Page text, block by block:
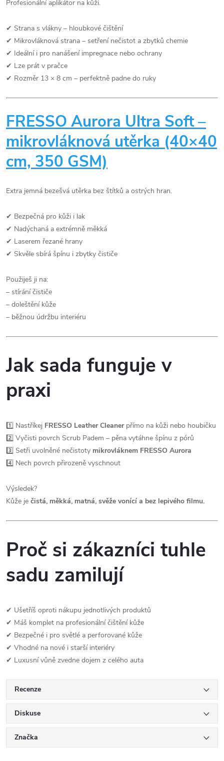
Profesionální aplikátor na kůži.
✔ Strana s vlákny – hloubkové čištění
✔ Mikrovláknová strana – setření nečistot a zbytků chemie
✔ Ideální i pro nanášení impregnace nebo ochrany
✔ Lze prát v pračce
✔ Rozměr 13 × 8 cm – perfektně padne do ruky
FRESSO Aurora Ultra Soft –
mikrovláknová utěrka (40×40
cm, 350 GSM)
Extra jemná bezešvá utěrka bez štítků a ostrých hran.
✔ Bezpečná pro kůži i lak
✔ Nadýchaná a extrémně měkká
✔ Laserem řezané hrany
✔ Skvěle sbírá špínu i zbytky čističe
Použiješ ji na:
– stírání čističe
– doleštění kůže
– běžnou údržbu interiéru
Jak sada funguje v
praxi
1️⃣ Nastříkej FRESSO Leather Cleanerpřímo na kůži nebo houbičku
2️⃣ Vyčisti povrch Scrub Padem – pěna vytáhne špínu z pórů
3️⃣ Setři uvolněné nečistoty mikrovláknem FRESSO Aurora
4️⃣ Nech povrch přirozeně vyschnout
Výsledek?
Kůže je čistá, měkká, matná, svěže vonící a bez lepivého filmu.
Proč si zákazníci tuhle
sadu zamilují
✔ Ušetříš oproti nákupu jednotlivých produktů
✔ Máš komplet na profesionální čištění kůže
✔ Bezpečné i pro světlé a perforované kůže
✔ Vhodné na nové i starší interiéry
✔ Luxusní vůně zvedne dojem z celého auta
Recenze
Diskuse
Značka